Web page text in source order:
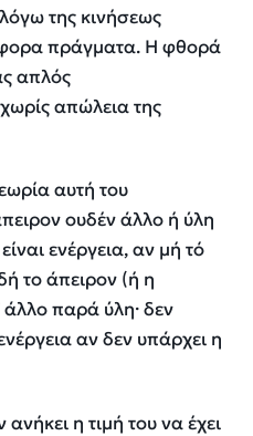
της κινήσεως
πράγματα. Η φθορά
απλός
απώλεια της
αυτή του
ουδέν άλλο ή ύλη
ενέργεια, αν μή τό
το άπειρον (ή η
άλλο παρά ύλη· δεν
αν δεν υπάρχει η
η τιμή του να έχει